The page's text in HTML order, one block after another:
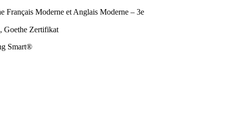
Français Moderne et Anglais Moderne – 3e
Goethe Zertifikat
Smart®